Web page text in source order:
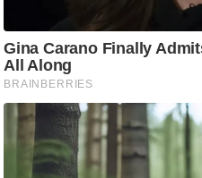
स्तं
भ
ए
म
आ